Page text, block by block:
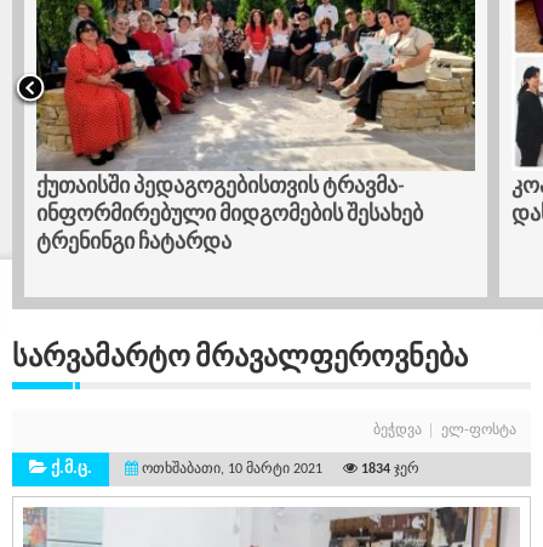
ქუთაისში პედაგოგებისთვის ტრავმა-
ინფორმირებული მიდგომების შესახებ
ტრენინგი ჩატარდა
Სარვამარტო Მრავალფეროვნება
ბეჭდვა ელ-ფოსტა
ქ.მ.ც. ოთხშაბათი, 10 მარტი 2021 1834 ჯერ